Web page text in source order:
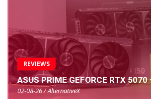
REVIEWS
ASUS PRIME GEFORCE RTX 5070
02-08-26 / AlternativeX